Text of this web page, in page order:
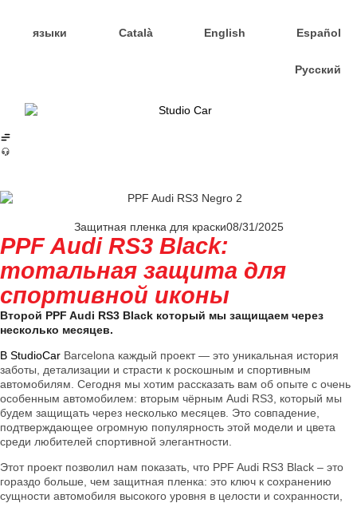
языки Català English Español
Русский
Защитная пленка для краски08/31/2025
PPF Audi RS3 Black:
тотальная защита для
спортивной иконы
Второй PPF Audi RS3 Black который мы защищаем через
несколько месяцев.
В StudioCar Barcelona каждый проект — это уникальная история
заботы, детализации и страсти к роскошным и спортивным
автомобилям. Сегодня мы хотим рассказать вам об опыте с очень
особенным автомобилем: вторым чёрным Audi RS3, который мы
будем защищать через несколько месяцев. Это совпадение,
подтверждающее огромную популярность этой модели и цвета
среди любителей спортивной элегантности.
Этот проект позволил нам показать, что PPF Audi RS3 Black – это
гораздо больше, чем защитная пленка: это ключ к сохранению
сущности автомобиля высокого уровня в целости и сохранности,